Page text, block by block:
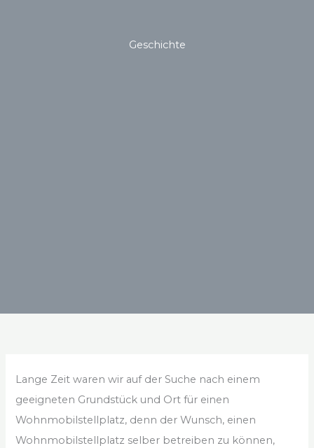
Geschichte
Lange Zeit waren wir auf der Suche nach einem
geeigneten Grundstück und Ort für einen
Wohnmobilstellplatz, denn der Wunsch, einen
Wohnmobilstellplatz selber betreiben zu können,